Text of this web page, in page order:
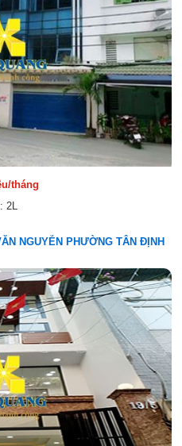
tháng
2L
NGUYỄN PHƯỜNG TÂN ĐỊNH